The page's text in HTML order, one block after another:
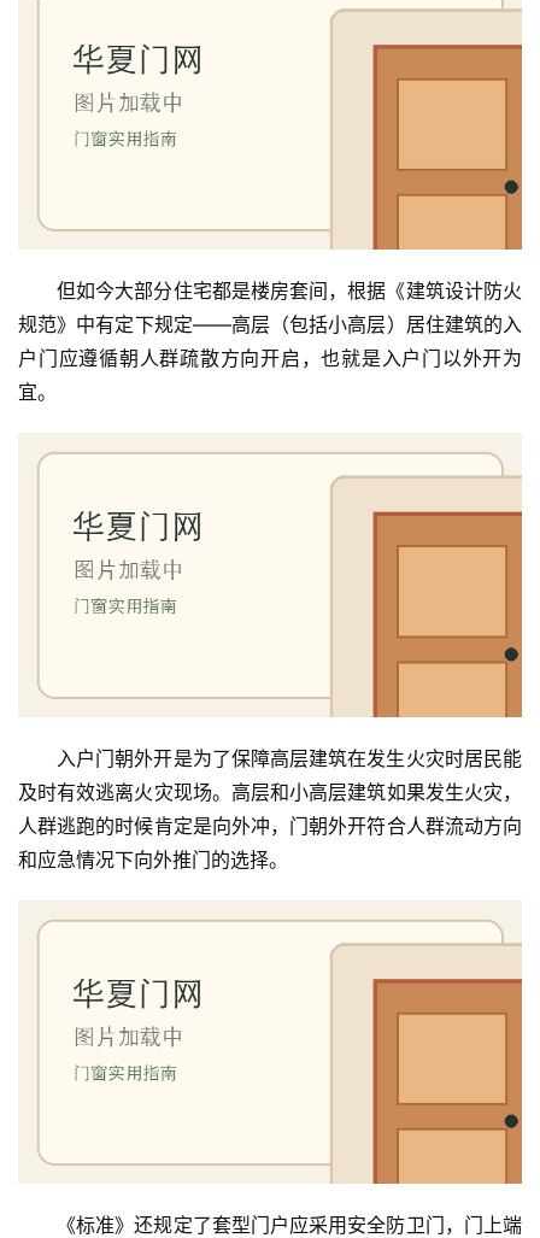
首
页
入
但如今大部分住宅都是楼房套间，根据《建筑设计防火
规范》中有定下规定——高层（包括小高层）居住建筑的入
户门应遵循朝人群疏散方向开启，也就是入户门以外开为
宜。
入户门朝外开是为了保障高层建筑在发生火灾时居民能
及时有效逃离火灾现场。高层和小高层建筑如果发生火灾，
人群逃跑的时候肯定是向外冲，门朝外开符合人群流动方向
和应急情况下向外推门的选择。
《标准》还规定了套型门户应采用安全防卫门，门上端